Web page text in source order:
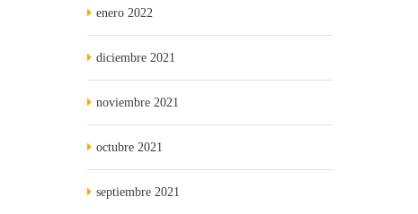
enero 2022
diciembre 2021
noviembre 2021
octubre 2021
septiembre 2021